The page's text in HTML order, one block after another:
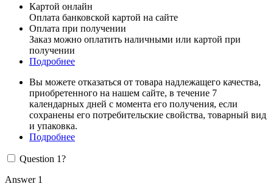
Картой онлайн
Оплата банковской картой на сайте
Оплата при получении
Заказ можно оплатить наличными или картой при
получении
Подробнее
Вы можете отказаться от товара надлежащего качества,
приобретенного на нашем сайте, в течение 7
календарных дней с момента его получения, если
сохранены его потребительские свойства, товарный вид
и упаковка.
Подробнее
Question 1?
Answer 1